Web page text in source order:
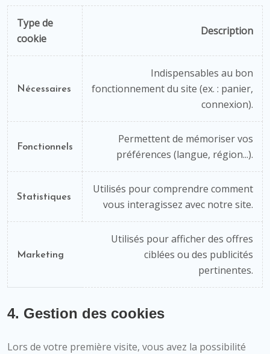
Type de
cookie
Description
Nécessaires
Indispensables au bon
fonctionnement du site (ex. : panier,
connexion).
Fonctionnels
Permettent de mémoriser vos
préférences (langue, région...).
Statistiques
Utilisés pour comprendre comment
vous interagissez avec notre site.
Marketing
Utilisés pour afficher des offres
ciblées ou des publicités
pertinentes.
4. Gestion des cookies
Lors de votre première visite, vous avez la possibilité